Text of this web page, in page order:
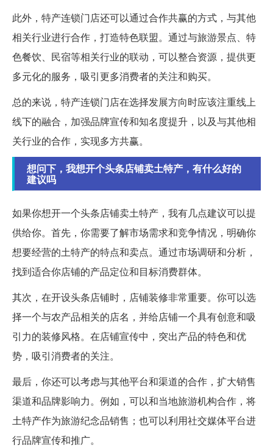
此外，特产连锁门店还可以通过合作共赢的方式，与其他
相关行业进行合作，打造特色联盟。通过与旅游景点、特
色餐饮、民宿等相关行业的联动，可以整合资源，提供更
多元化的服务，吸引更多消费者的关注和购买。
总的来说，特产连锁门店在选择发展方向时应该注重线上
线下的融合，加强品牌宣传和知名度提升，以及与其他相
关行业的合作，实现多方共赢。
想问下，我想开个头条店铺卖土特产，有什么好的
建议吗
如果你想开一个头条店铺卖土特产，我有几点建议可以提
供给你。首先，你需要了解市场需求和竞争情况，明确你
想要经营的土特产的特点和卖点。通过市场调研和分析，
找到适合你店铺的产品定位和目标消费群体。
其次，在开设头条店铺时，店铺装修非常重要。你可以选
择一个与农产品相关的店名，并给店铺一个具有创意和吸
引力的装修风格。在店铺宣传中，突出产品的特色和优
势，吸引消费者的关注。
最后，你还可以考虑与其他平台和渠道的合作，扩大销售
渠道和品牌影响力。例如，可以和当地旅游机构合作，将
土特产作为旅游纪念品销售；也可以利用社交媒体平台进
行品牌宣传和推广。